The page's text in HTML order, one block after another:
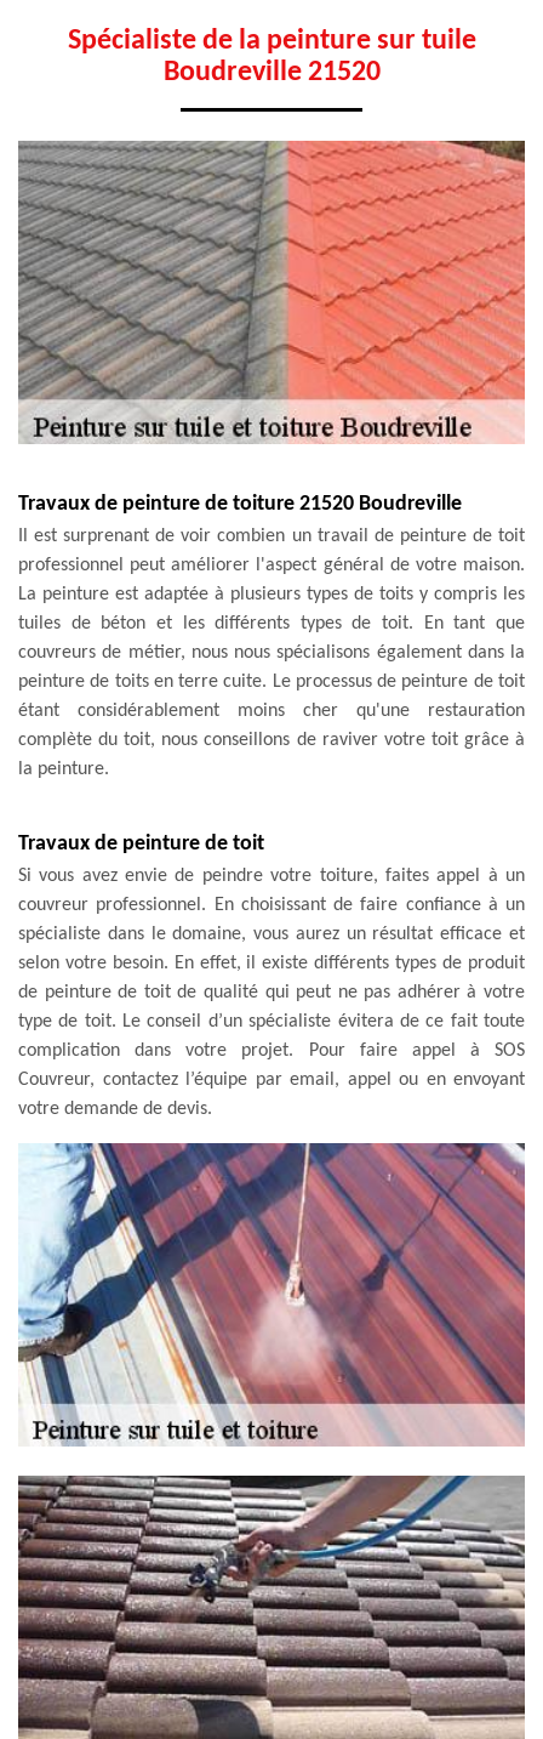
Spécialiste de la peinture sur tuile
Boudreville 21520
Travaux de peinture de toiture 21520 Boudreville
Il est surprenant de voir combien un travail de peinture de toit
professionnel peut améliorer l'aspect général de votre maison.
La peinture est adaptée à plusieurs types de toits y compris les
tuiles de béton et les différents types de toit. En tant que
couvreurs de métier, nous nous spécialisons également dans la
peinture de toits en terre cuite. Le processus de peinture de toit
étant considérablement moins cher qu'une restauration
complète du toit, nous conseillons de raviver votre toit grâce à
la peinture.
Travaux de peinture de toit
Si vous avez envie de peindre votre toiture, faites appel à un
couvreur professionnel. En choisissant de faire confiance à un
spécialiste dans le domaine, vous aurez un résultat efficace et
selon votre besoin. En effet, il existe différents types de produit
de peinture de toit de qualité qui peut ne pas adhérer à votre
type de toit. Le conseil d’un spécialiste évitera de ce fait toute
complication dans votre projet. Pour faire appel à SOS
Couvreur, contactez l’équipe par email, appel ou en envoyant
votre demande de devis.